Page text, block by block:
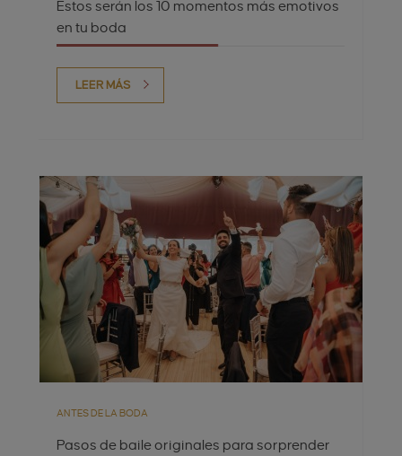
Estos serán los 10 momentos más emotivos
en tu boda
LEER MÁS
ANTES DE LA BODA
Pasos de baile originales para sorprender